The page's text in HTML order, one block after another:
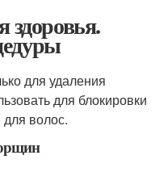
здоровья.
для удаления
для блокировки
волос.